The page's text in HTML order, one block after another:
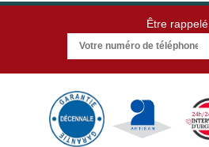
Être rappelé